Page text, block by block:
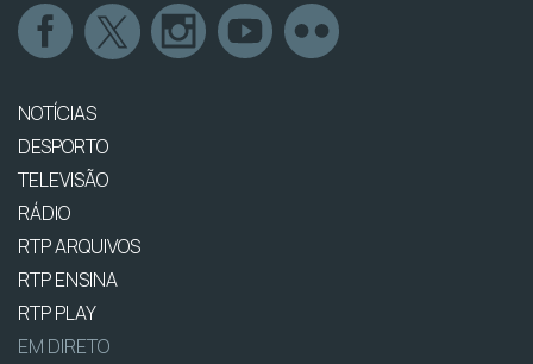
NOTÍCIAS
DESPORTO
TELEVISÃO
RÁDIO
RTP ARQUIVOS
RTP ENSINA
RTP PLAY
EM DIRETO